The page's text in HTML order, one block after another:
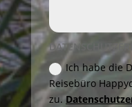
Ich habe die
Reisebüro
zu.